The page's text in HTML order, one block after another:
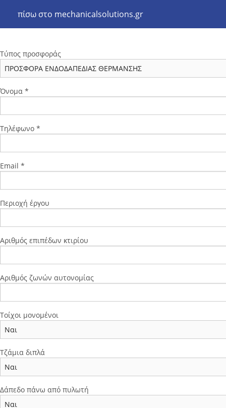
πίσω στο mechanicalsolutions.gr
Τύπος προσφοράς
Όνομα *
Τηλέφωνο *
Email *
Περιοχή έργου
Αριθμός επιπέδων κτιρίου
Αριθμός ζωνών αυτονομίας
Τοίχοι μονομένοι
Τζάμια διπλά
Δάπεδο πάνω από πυλωτή